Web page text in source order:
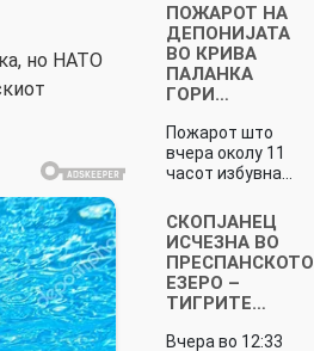
но НАТО
ПОЖАРОТ НА
ДЕПОНИЈАТА
ВО КРИВА
ПАЛАНКА
ГОРИ…
Пожарот што
вчера околу 11
часот избувна…
СКОПЈАНЕЦ
ИСЧЕЗНА ВО
ПРЕСПАНСКОТО
ЕЗЕРО –
ТИГРИТЕ…
Вчера во 12:33